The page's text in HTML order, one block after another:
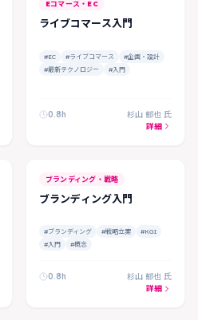
Eコマース・EC
ライブコマース入門
#EC #ライブコマース
#企画・設計
#最新テクノロジー
#入門
0.8h
杉山 郁也 氏
詳細
ブランディング・戦略
ブランディング入門
#ブランディング #戦略立案
#KGI
#入門
#概念
0.8h
杉山 郁也 氏
詳細